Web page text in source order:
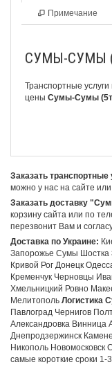
Примечание
СУМЫ-СУМЫ
Транспортные
цены Сумы-Сумы
Заказать
можно у нас на сайте
Заказать доставку
корзину сайта или по
перезвонит Вам и
Доставка по Украине:
Запорожье Сумы Шостка
Кривой Рог Донецк
Кременчук Черновцы
Хмельницкий Ровно
Мелитополь Логистика
Павлоград Чернигов
Александровка Винница
Днепродзержинск
Никополь Новомосковск
самые короткие сроки 1-